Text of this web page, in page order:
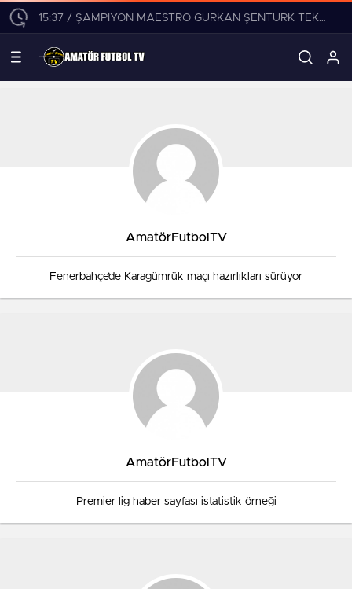
15:37 / ŞAMPİYON MAESTRO GÜRKAN ŞENTÜRK TEKLİFLERİ DEĞERLENDİRİYOR!
AmatörFutbolTV
Fenerbahçe’de Karagümrük maçı hazırlıkları sürüyor
AmatörFutbolTV
Premier lig haber sayfası istatistik örneği